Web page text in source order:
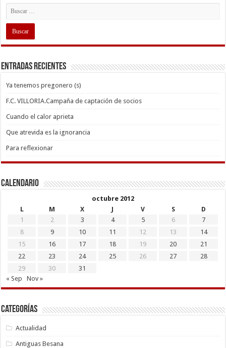
Entradas recientes
Ya tenemos pregonero (s)
F.C. VILLORIA.Campaña de captación de socios
Cuando el calor aprieta
Que atrevida es la ignorancia
Para reflexionar
Calendario
octubre 2012
L
M X J V S
D
1
2 3 4 5 6
7
8
9 10 11 12 13
14
15
16 17 18 19 20
21
22
23 24 25 26 27
28
29
30
31
« Sep
Nov »
Categorías
Actualidad
Antiguas Besana